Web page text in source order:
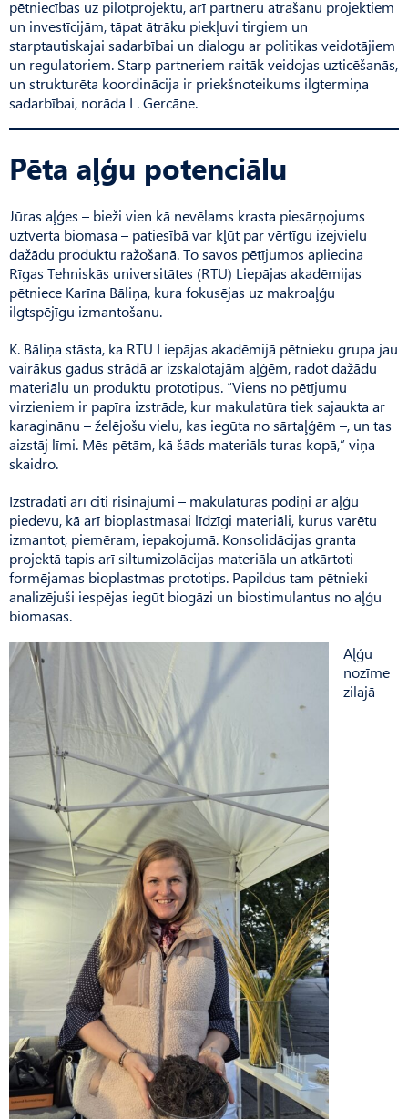
pētniecības uz pilotprojektu, arī partneru atrašanu projektiem
un investīcijām, tāpat ātrāku piekļuvi tirgiem un
starptautiskajai sadarbībai un dialogu ar politikas veidotājiem
un regulatoriem. Starp partneriem raitāk veidojas uzticēšanās,
un strukturēta koordinācija ir priekšnoteikums ilgtermiņa
sadarbībai, norāda L. Gercāne.
Pēta aļģu potenciālu
Jūras aļģes – bieži vien kā nevēlams krasta piesārņojums
uztverta biomasa – patiesībā var kļūt par vērtīgu izejvielu
dažādu produktu ražošanā. To savos pētījumos apliecina
Rīgas Tehniskās universitātes (RTU) Liepājas akadēmijas
pētniece Karīna Bāliņa, kura fokusējas uz makroaļģu
ilgtspējīgu izmantošanu.
K. Bāliņa stāsta, ka RTU Liepājas akadēmijā pētnieku grupa jau
vairākus gadus strādā ar izskalotajām aļģēm, radot dažādu
materiālu un produktu prototipus. “Viens no pētījumu
virzieniem ir papīra izstrāde, kur makulatūra tiek sajaukta ar
karaginānu – želējošu vielu, kas iegūta no sārtaļģēm –, un tas
aizstāj līmi. Mēs pētām, kā šāds materiāls turas kopā,” viņa
skaidro.
Izstrādāti arī citi risinājumi – makulatūras podiņi ar aļģu
piedevu, kā arī bioplastmasai līdzīgi materiāli, kurus varētu
izmantot, piemēram, iepakojumā. Konsolidācijas granta
projektā tapis arī siltumizolācijas materiāla un atkārtoti
formējamas bioplastmas prototips. Papildus tam pētnieki
analizējuši iespējas iegūt biogāzi un biostimulantus no aļģu
biomasas.
Aļģu
nozīme
zilajā